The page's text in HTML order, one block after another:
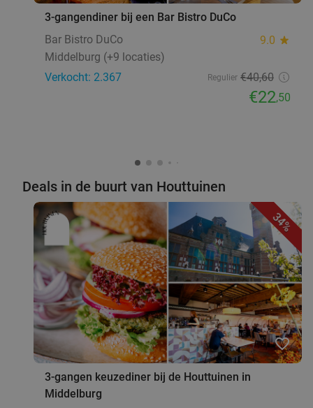
3-gangendiner bij een Bar Bistro DuCo
Bar Bistro DuCo
9.0 star
Middelburg (+9 locaties)
Verkocht: 2.367
Regulier €40,60
€22,50
Deals in de buurt van Houttuinen
34%
favorite_border
3-gangen keuzediner bij de Houttuinen in
Middelburg